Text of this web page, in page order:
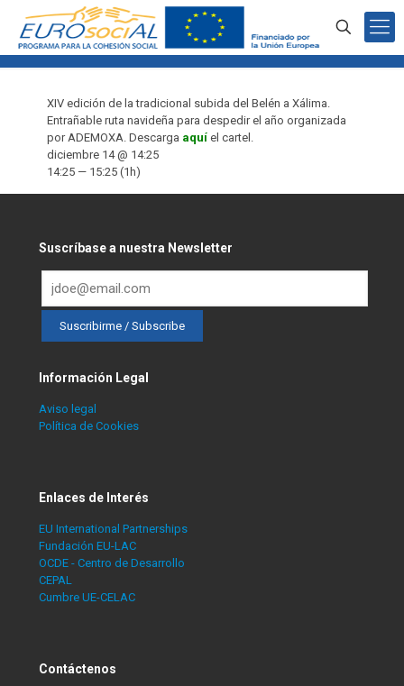
XIV edición de la tradicional subida del Belén a Xálima.
Entrañable ruta navideña para despedir el año organizada
por ADEMOXA. Descarga aquí el cartel.
diciembre 14 @ 14:25
14:25 — 15:25 (1h)
Suscríbase a nuestra Newsletter
Información Legal
Aviso legal
Política de Cookies
Enlaces de Interés
EU International Partnerships
Fundación EU-LAC
OCDE - Centro de Desarrollo
CEPAL
Cumbre UE-CELAC
Contáctenos